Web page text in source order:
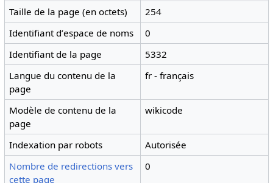
Taille de la page (en octets)
254
Identifiant dʼespace de noms
0
Identifiant de la page
5332
Langue du contenu de la
page
fr - français
Modèle de contenu de la
page
wikicode
Indexation par robots
Autorisée
Nombre de redirections vers
cette page
0